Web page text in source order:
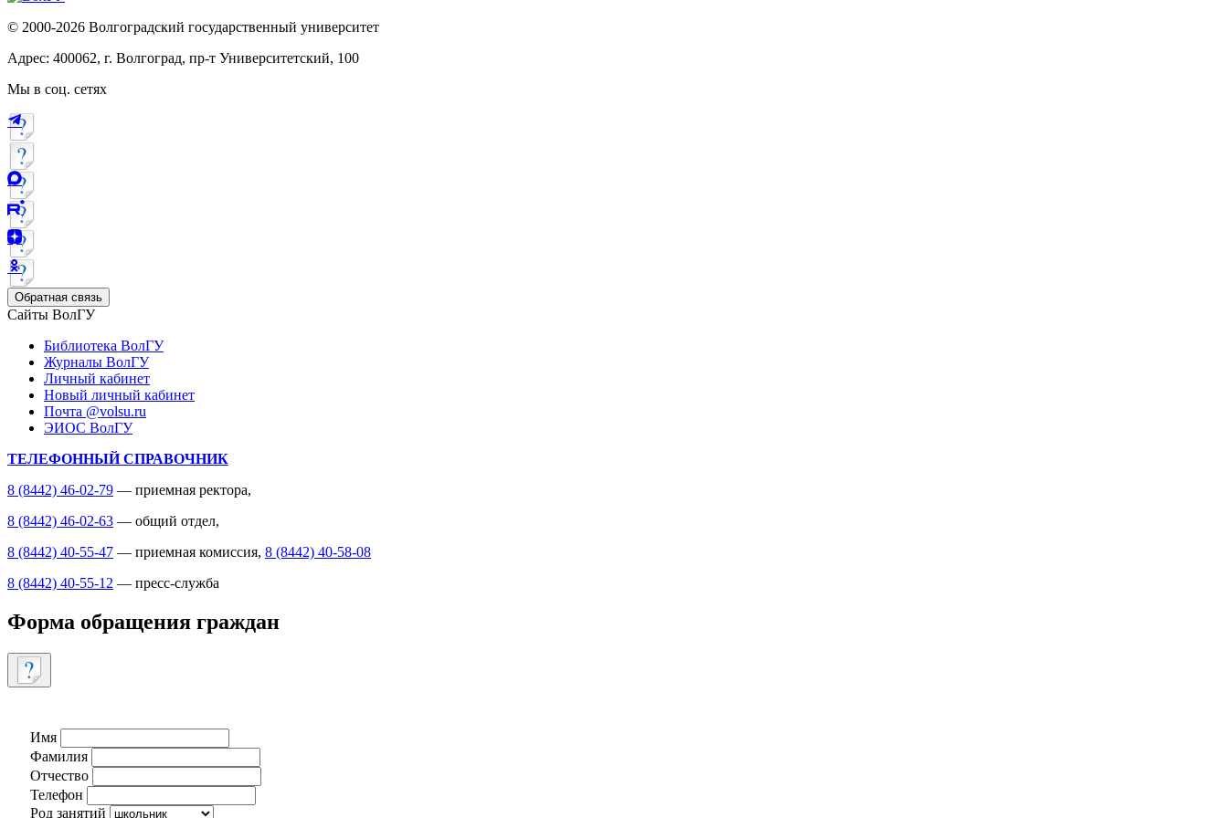
© 2000-2026 Волгоградский государственный университет
Адрес: 400062, г. Волгоград, пр-т Университетский, 100
Мы в соц. сетях
Обратная связь
Сайты ВолГУ
Библиотека ВолГУ
Журналы ВолГУ
Личный кабинет
Новый личный кабинет
Почта @volsu.ru
ЭИОС ВолГУ
ТЕЛЕФОННЫЙ СПРАВОЧНИК
8 (8442) 46-02-79 — приемная ректора,
8 (8442) 46-02-63 — общий отдел,
8 (8442) 40-55-47 — приемная комиссия, 8 (8442) 40-58-08
8 (8442) 40-55-12 — пресс-служба
Форма обращения граждан
Имя
Фамилия
Отчество
Телефон
Род занятий